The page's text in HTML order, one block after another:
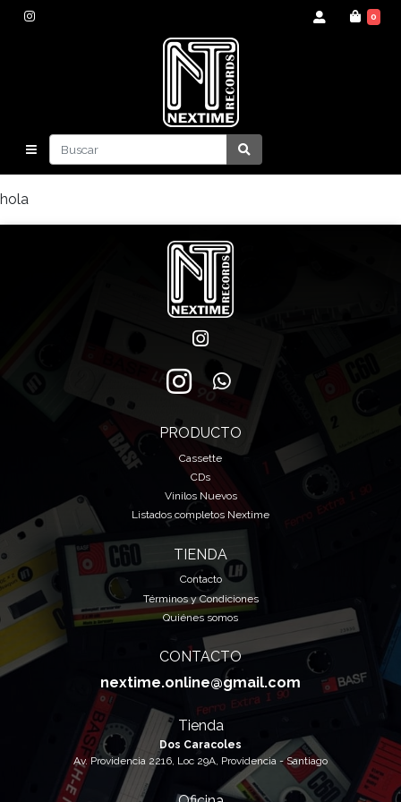
0
hola
PRODUCTO
Cassette
CDs
Vinilos Nuevos
Listados completos Nextime
TIENDA
Contacto
Términos y Condiciones
Quiénes somos
CONTACTO
nextime.online@gmail.com
Tienda
Dos Caracoles
Av. Providencia 2216, Loc 29A, Providencia - Santiago